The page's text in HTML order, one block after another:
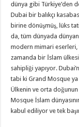
dünya gibi Türkiye’den
Dubai bir balıkçı
birine dönüşmüş, lüks
da, tüm dünyada
modern mimari eserleri,
zamanda bir İslam
sahipliği yapıyor.
tabi ki Grand Mosque
Ülkenin ve orta
Mosque İslam
kabul ediliyor ve tek